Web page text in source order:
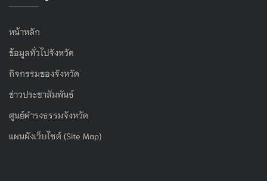
หน้าหลัก
ข้อมูลทั่วไปจังหวัด
กิจกรรมของจังหวัด
ข่าวประชาสัมพันธ์
ศูนย์ดำรงธรรมจังหวัด
แผนผังเว็บไซต์ (Site Map)